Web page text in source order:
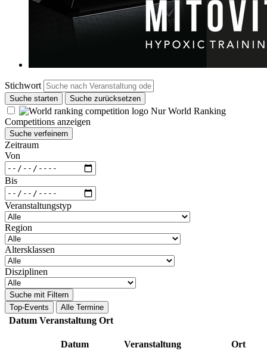
Stichwort
Suche starten Suche zurücksetzen
Nur World Ranking
Competitions anzeigen
Suche verfeinern
Zeitraum
Von
Bis
Veranstaltungstyp
Region
Altersklassen
Disziplinen
Suche mit Filtern
Top-Events
Alle Termine
Datum Veranstaltung Ort
Datum Veranstaltung
Ort